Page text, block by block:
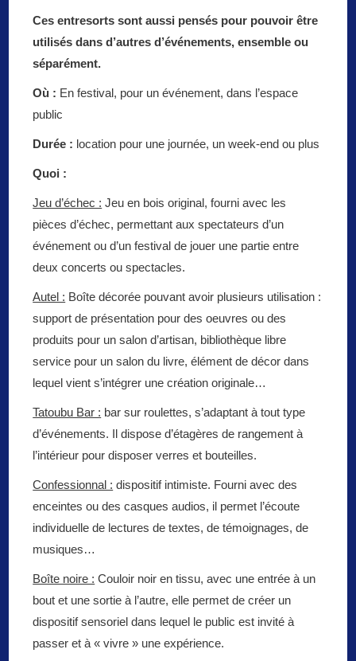
Ces entresorts sont aussi pensés pour pouvoir être
utilisés dans d’autres d’événements, ensemble ou
séparément.
Où : En festival, pour un événement, dans l’espace
public
Durée : location pour une journée, un week-end ou plus
Quoi :
Jeu d’échec : Jeu en bois original, fourni avec les
pièces d’échec, permettant aux spectateurs d’un
événement ou d’un festival de jouer une partie entre
deux concerts ou spectacles.
Autel : Boîte décorée pouvant avoir plusieurs utilisation :
support de présentation pour des oeuvres ou des
produits pour un salon d’artisan, bibliothèque libre
service pour un salon du livre, élément de décor dans
lequel vient s’intégrer une création originale…
Tatoubu Bar : bar sur roulettes, s’adaptant à tout type
d’événements. Il dispose d’étagères de rangement à
l’intérieur pour disposer verres et bouteilles.
Confessionnal : dispositif intimiste. Fourni avec des
enceintes ou des casques audios, il permet l’écoute
individuelle de lectures de textes, de témoignages, de
musiques…
Boîte noire : Couloir noir en tissu, avec une entrée à un
bout et une sortie à l’autre, elle permet de créer un
dispositif sensoriel dans lequel le public est invité à
passer et à « vivre » une expérience.